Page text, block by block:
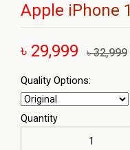
Apple iPhone
৳ 29,999 ৳ 32,999
Quality Options:
Quantity